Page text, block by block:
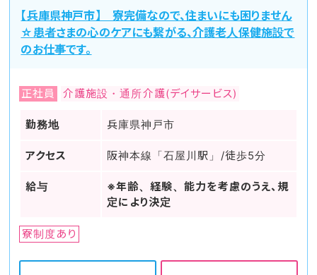
【兵庫県神戸市】 寮完備なので、住まいにも困りません
☆患者さまの心のケアにも繋がる、介護老人保健施設で
のお仕事です。
正社員 介護施設・通所介護(デイサービス)
勤務地 兵庫県神戸市
アクセス 阪神本線「石屋川駅」/徒歩5分
給与
※年齢、経験、能力を考慮のうえ、規
定により決定
寮制度あり